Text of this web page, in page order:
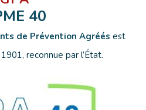
40
de Prévention Agréés est
reconnue par l’État.